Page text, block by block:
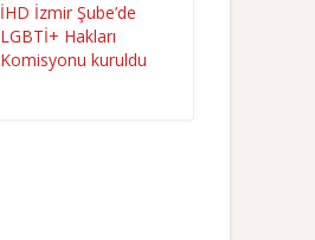
İHD İzmir Şube’de
LGBTİ+ Hakları
Komisyonu kuruldu